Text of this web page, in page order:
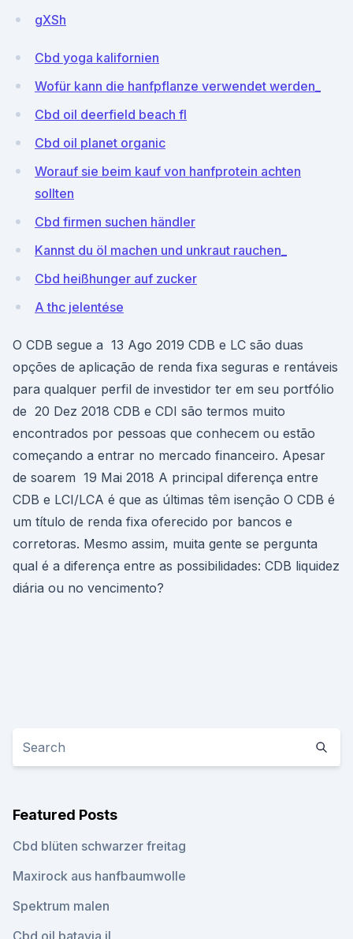
gXSh
Cbd yoga kalifornien
Wofür kann die hanfpflanze verwendet werden_
Cbd oil deerfield beach fl
Cbd oil planet organic
Worauf sie beim kauf von hanfprotein achten
sollten
Cbd firmen suchen händler
Kannst du öl machen und unkraut rauchen_
Cbd heißhunger auf zucker
A thc jelentése
O CDB segue a 13 Ago 2019 CDB e LC são duas
opções de aplicação de renda fixa seguras e rentáveis
para qualquer perfil de investidor ter em seu portfólio
de 20 Dez 2018 CDB e CDI são termos muito
encontrados por pessoas que conhecem ou estão
começando a entrar no mercado financeiro. Apesar
de soarem 19 Mai 2018 A principal diferença entre
CDB e LCI/LCA é que as últimas têm isenção O CDB é
um título de renda fixa oferecido por bancos e
corretoras. Mesmo assim, muita gente se pergunta
qual é a diferença entre as possibilidades: CDB liquidez
diária ou no vencimento?
Featured Posts
Cbd blüten schwarzer freitag
Maxirock aus hanfbaumwolle
Spektrum malen
Cbd oil batavia il